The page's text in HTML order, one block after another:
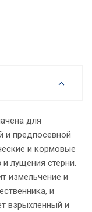
для
и предпосевной
и кормовые
лущения стерни.
измельчение и
и
взрыхленный и